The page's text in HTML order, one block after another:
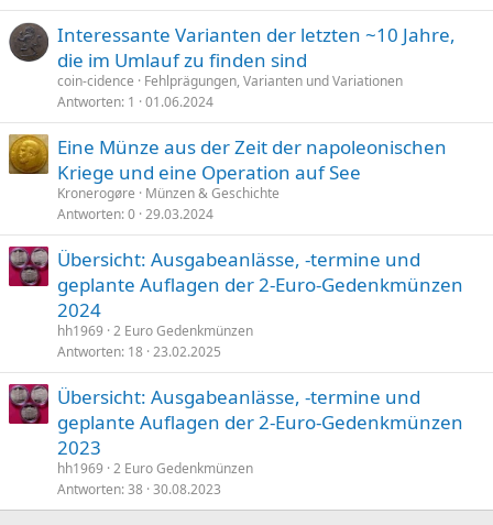
Interessante Varianten der letzten ~10 Jahre,
die im Umlauf zu finden sind
coin-cidence
Fehlprägungen, Varianten und Variationen
Antworten 1 01.06.2024
Eine Münze aus der Zeit der napoleonischen
Kriege und eine Operation auf See
Kronerogøre
Münzen & Geschichte
Antworten 0 29.03.2024
Übersicht: Ausgabeanlässe, -termine und
geplante Auflagen der 2-Euro-Gedenkmünzen
2024
hh1969 2 Euro Gedenkmünzen
Antworten 18 23.02.2025
Übersicht: Ausgabeanlässe, -termine und
geplante Auflagen der 2-Euro-Gedenkmünzen
2023
hh1969 2 Euro Gedenkmünzen
Antworten 38 30.08.2023